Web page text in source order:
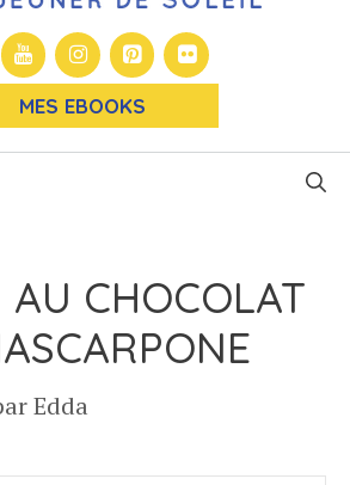
MES EBOOKS
AU CHOCOLAT
Edda